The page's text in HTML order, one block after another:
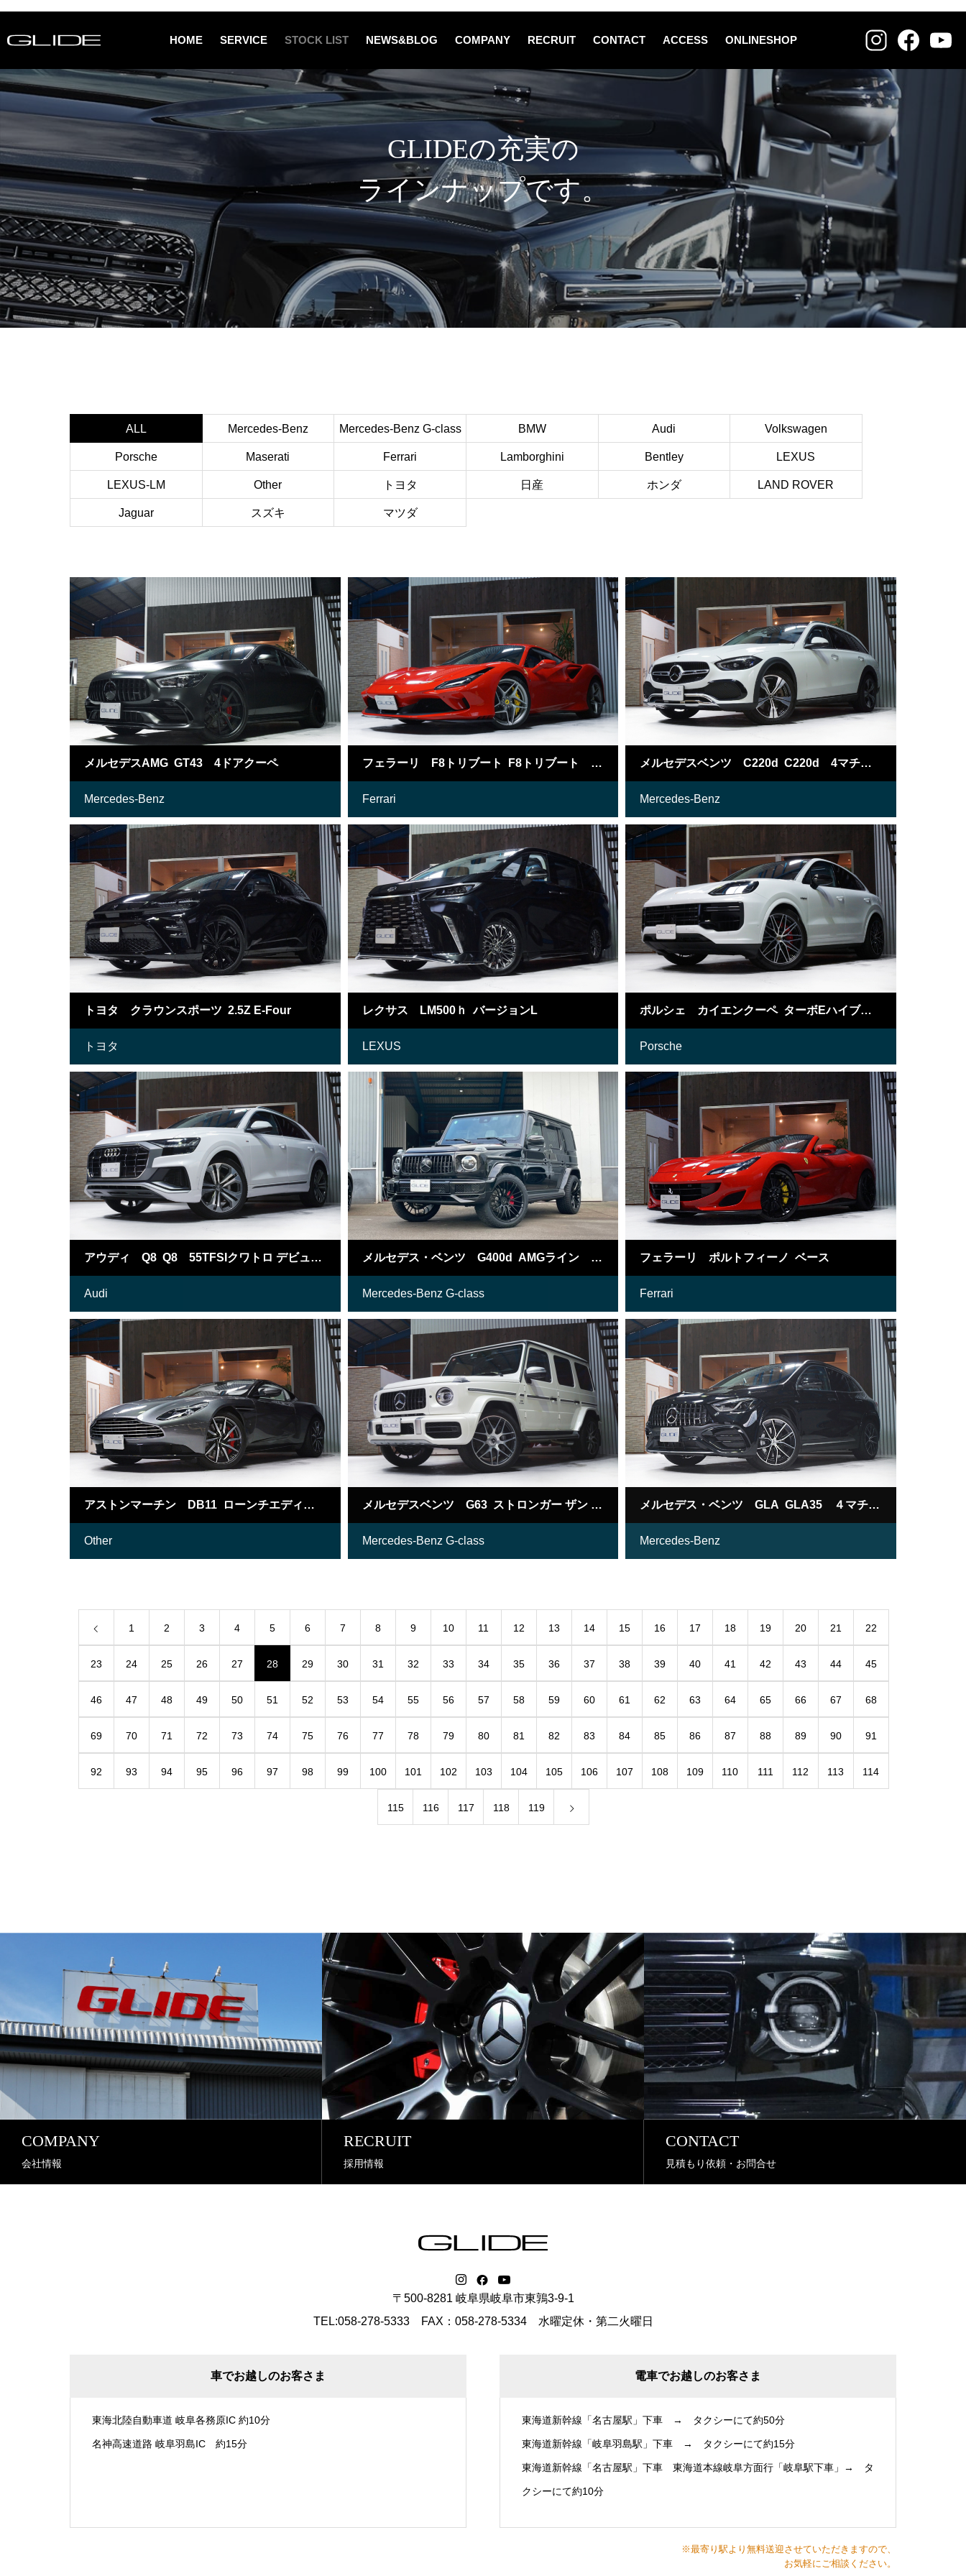
HOME SERVICE STOCK LIST NEWS&BLOG COMPANY RECRUIT CONTACT ACCESS ONLINESHOP
GLIDEの充実の
ラインナップです。
ALL Mercedes-Benz Mercedes-Benz G-class BMW Audi Volkswagen
Porsche Maserati Ferrari Lamborghini Bentley LEXUS
LEXUS-LM Other トヨタ 日産 ホンダ LAND ROVER
Jaguar スズキ マツダ
メルセデスAMG GT43 4ドアクーペ
Mercedes-Benz
フェラーリ F8トリブート F8トリブート ベース
Ferrari
メルセデスベンツ C220d C220d 4マチックオールテレイン
Mercedes-Benz
トヨタ クラウンスポーツ 2.5Z E-Four
トヨタ
レクサス LM500ｈ バージョンL
LEXUS
ポルシェ カイエンクーペ ターボEハイブリッドTip-S
Porsche
アウディ Q8 Q8 55TFSIクワトロ デビューPKG Sライン
Audi
メルセデス・ベンツ G400d AMGライン マヌファクトゥーアプログラム
Mercedes-Benz G-class
フェラーリ ポルトフィーノ ベース
Ferrari
アストンマーチン DB11 ローンチエディション
Other
メルセデスベンツ G63 ストロンガー ザン タイムED
Mercedes-Benz G-class
メルセデス・ベンツ GLA GLA35 ４マチック
Mercedes-Benz
1 2 3 4 5 6 7 8 9 10 11 12 13 14 15 16 17 18 19 20 21 22
23 24 25 26 27 28 29 30 31 32 33 34 35 36 37 38 39 40 41 42 43 44 45
46 47 48 49 50 51 52 53 54 55 56 57 58 59 60 61 62 63 64 65 66 67 68
69 70 71 72 73 74 75 76 77 78 79 80 81 82 83 84 85 86 87 88 89 90 91
92 93 94 95 96 97 98 99 100 101 102 103 104 105 106 107 108 109 110 111 112 113 114
115 116 117 118 119
COMPANY
会社情報
RECRUIT
採用情報
CONTACT
見積もり依頼・お問合せ
〒500-8281 岐阜県岐阜市東鶉3-9-1
TEL:058-278-5333 FAX：058-278-5334 水曜定休・第二火曜日
車でお越しのお客さま
東海北陸自動車道 岐阜各務原IC 約10分
名神高速道路 岐阜羽島IC 約15分
電車でお越しのお客さま
東海道新幹線「名古屋駅」下車 → タクシーにて約50分
東海道新幹線「岐阜羽島駅」下車 → タクシーにて約15分
東海道新幹線「名古屋駅」下車 東海道本線岐阜方面行「岐阜駅下車」→ タ
クシーにて約10分
※最寄り駅より無料送迎させていただきますので、
お気軽にご相談ください。